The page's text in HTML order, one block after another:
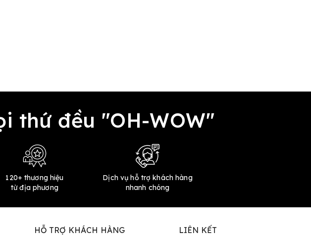
thứ đều "OH-WOW"
120+ thương hiệu
từ địa phương
Dịch vụ hỗ trợ khách hàng
nhanh chóng
HỖ TRỢ KHÁCH HÀNG LIÊN KẾT